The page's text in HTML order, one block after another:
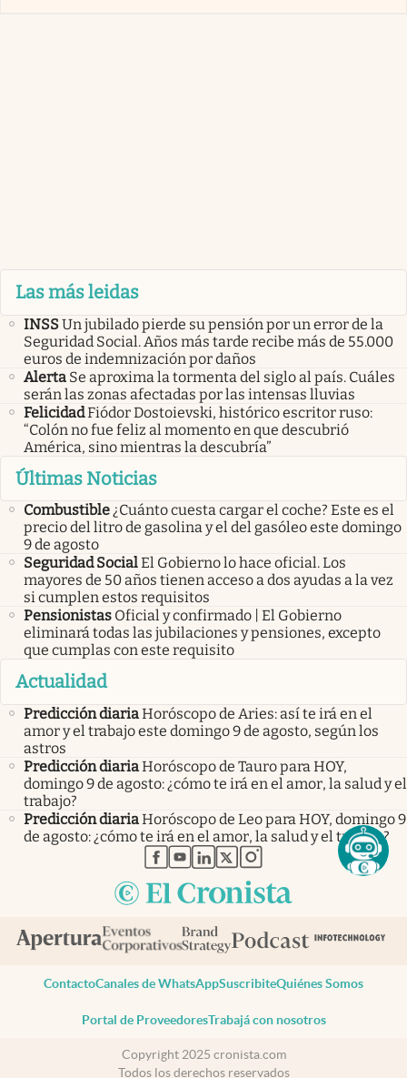
Las más leidas
INSSUn jubilado pierde su pensión por un error de la
Seguridad Social. Años más tarde recibe más de 55.000
euros de indemnización por daños
Alerta Se aproxima la tormenta del siglo al país. Cuáles
serán las zonas afectadas por las intensas lluvias
FelicidadFiódor Dostoievski, histórico escritor ruso:
“Colón no fue feliz al momento en que descubrió
América, sino mientras la descubría”
Últimas Noticias
Combustible¿Cuánto cuesta cargar el coche? Este es el
precio del litro de gasolina y el del gasóleo este domingo
9 de agosto
Seguridad SocialEl Gobierno lo hace oficial. Los
mayores de 50 años tienen acceso a dos ayudas a la vez
si cumplen estos requisitos
Pensionistas Oficial y confirmado | El Gobierno
eliminará todas las jubilaciones y pensiones, excepto
que cumplas con este requisito
Actualidad
Predicción diariaHoróscopo de Aries: así te irá en el
amor y el trabajo este domingo 9 de agosto, según los
astros
Predicción diariaHoróscopo de Tauro para HOY,
domingo 9 de agosto: ¿cómo te irá en el amor, la salud y el
trabajo?
Predicción diariaHoróscopo de Leo para HOY, domingo 9
de agosto: ¿cómo te irá en el amor, la salud y el trabajo?
abre en nueva pestaña
abre en nueva pestaña
abre en nueva pestaña
abre en nueva pestaña
abre en nueva pestaña
ContactoCanales de WhatsAppSuscribiteQuiénes Somos
Portal de ProveedoresTrabajá con nosotros
Copyright 2025 cronista.com
Todos los derechos reservados